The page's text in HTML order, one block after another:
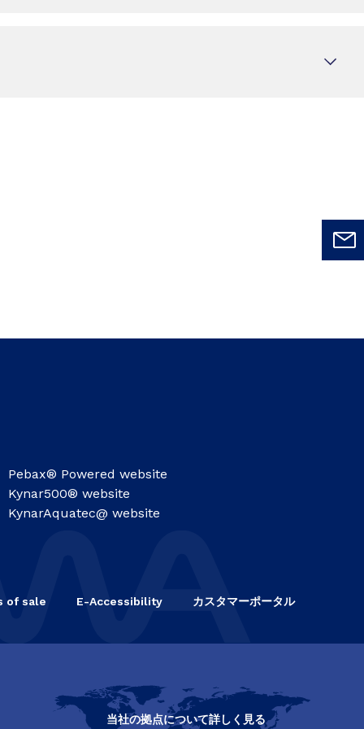
Pebax® Powered website
Kynar500® website
KynarAquatec@ website
of sale E-Accessibility カスタマーポータル
当社の拠点について詳しく見る